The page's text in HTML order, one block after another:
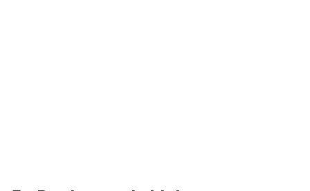
Gracias por suscribirte a nuestro boletín.